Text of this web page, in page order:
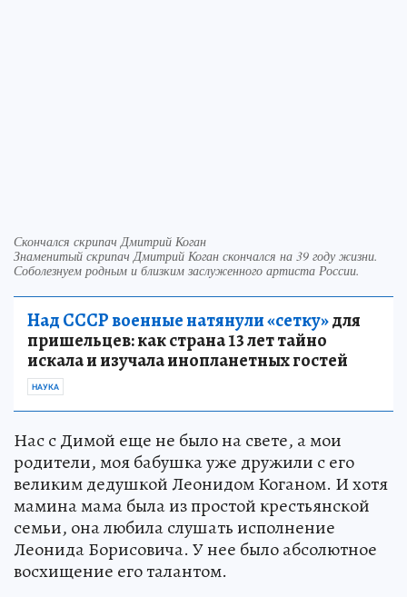
Скончался скрипач Дмитрий Коган
Знаменитый скрипач Дмитрий Коган скончался на 39 году жизни.
Соболезнуем родным и близким заслуженного артиста России.
Над СССР военные натянули «сетку»для
пришельцев: как страна 13 лет тайно
искала и изучала инопланетных гостей
НАУКА
Нас с Димой еще не было на свете, а мои
родители, моя бабушка уже дружили с его
великим дедушкой Леонидом Коганом. И хотя
мамина мама была из простой крестьянской
семьи, она любила слушать исполнение
Леонида Борисовича. У нее было абсолютное
восхищение его талантом.